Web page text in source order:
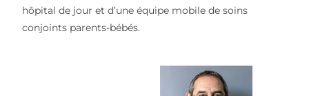
hôpital de jour et d’une équipe mobile de soins
conjoints parents-bébés.